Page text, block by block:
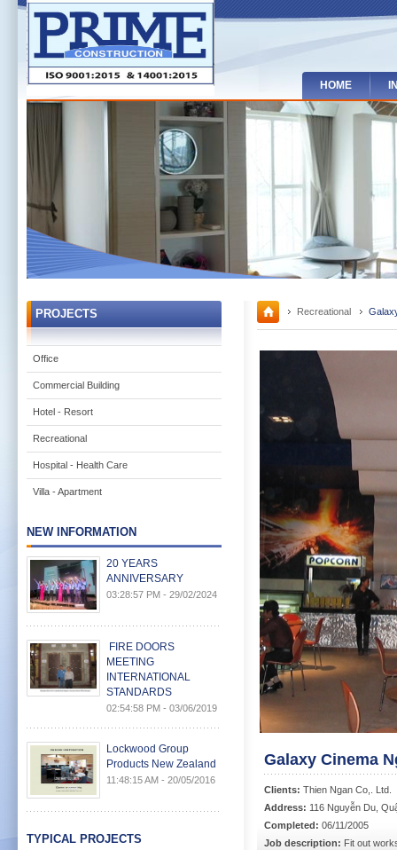
HOME
PROJECTS
Office
Commercial Building
Hotel - Resort
Recreational
Hospital - Health Care
Villa - Apartment
NEW INFORMATION
20 YEARS
ANNIVERSARY
03:28:57 PM - 29/02/2024
FIRE DOORS
MEETING
INTERNATIONAL
STANDARDS
02:54:58 PM - 03/06/2019
Lockwood Group
Products New Zealand
11:48:15 AM - 20/05/2016
TYPICAL PROJECTS
Recreational
Galaxy Cinema
Clients: Thien Ngan Co,. Ltd.
Address: 116 Nguyễn Du,
Completed: 06/11/2005
Job description: Fit out